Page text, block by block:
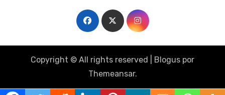
Copyright © All rights reserved Blogus por
Themeansar.